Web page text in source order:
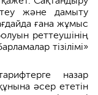
және дамыту
ғана жұмыс
реттеушінің
тізілімі»
назар
әсер ететін